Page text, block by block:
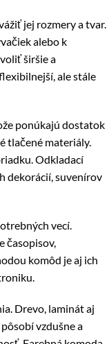
jej rozmery a tvar.
alebo k
širšie a
ale stále
ponúkajú dostatok
tlačené materiály.
Odkladací
dekorácií, suvenírov
vecí.
časopisov,
komôd je aj ich
Drevo, laminát aj
vzdušne a